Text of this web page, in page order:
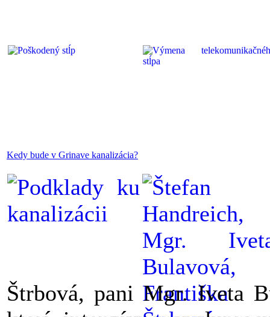
Kedy bude v Grinave kanalizácia?
Štrbová, pani Mgr. Iveta